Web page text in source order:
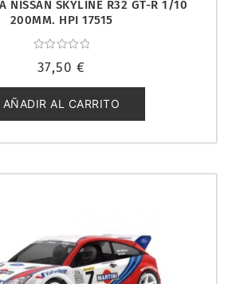
NISSAN SKYLINE R32 GT-R 1/10
200MM. HPI 17515
con
de
5
37,50 €
AÑADIR AL CARRITO